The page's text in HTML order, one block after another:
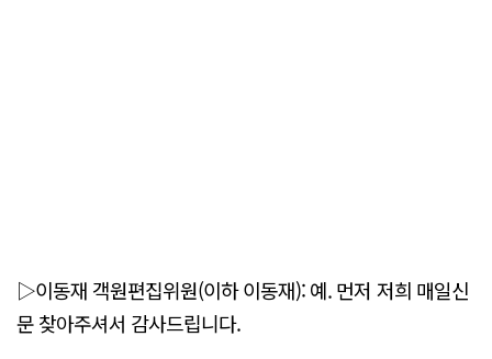
▷이동재 객원편집위원(이하 이동재): 예. 먼저 저희 매일신
문 찾아주셔서 감사드립니다.